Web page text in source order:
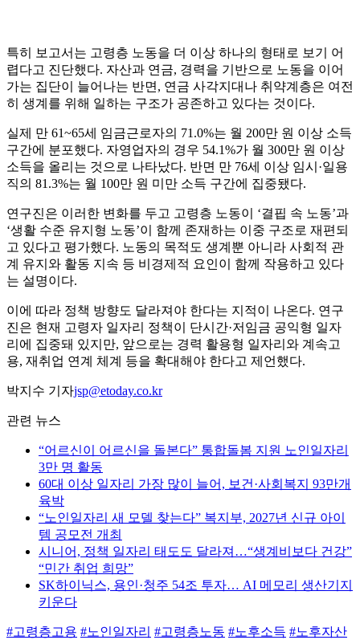
특히 보고서는 고령층 노동을 더 이상 하나의 형태로 보기 어
렵다고 진단했다. 자산과 연금, 경력을 기반으로 노동을 이어
가는 집단이 늘어나는 반면, 연금 사각지대나 취약계층은 여전
히 생계를 위해 일하는 구조가 공존하고 있다는 것이다.
실제 만 61~65세 임금근로자의 71.0%는 월 200만 원 이상 소득
구간에 분포했다. 자영업자의 경우 54.1%가 월 300만 원 이상
소득을 올리는 것으로 나타났다. 반면 만 76세 이상 임시·일용
직의 81.3%는 월 100만 원 미만 소득 구간에 집중됐다.
연구진은 이러한 변화를 두고 고령층 노동이 ‘결핍 속 노동’과
‘생활 수준 유지형 노동’이 함께 존재하는 이중 구조로 재편되
고 있다고 평가했다. 노동의 목적도 생계뿐 아니라 사회적 관
계 유지와 활동 지속 등 비경제적 요인이 함께 작용하고 있다
는 설명이다.
이에 따라 정책 방향도 달라져야 한다는 지적이 나온다. 연구
진은 현재 고령자 일자리 정책이 단시간·저임금 공익형 일자
리에 집중돼 있지만, 앞으로는 경력 활용형 일자리와 계속고
용, 재취업 연계 체계 등을 확대해야 한다고 제언했다.
박지수 기자jsp@etoday.co.kr
관련 뉴스
“어르신이 어르신을 돌본다” 통합돌봄 지원 노인일자리
3만 명 활동
60대 이상 일자리 가장 많이 늘어, 보건·사회복지 93만개
육박
“노인일자리 새 모델 찾는다” 복지부, 2027년 신규 아이
템 공모전 개최
시니어, 정책 일자리 태도도 달라져…“생계비보다 건강”
“민간 취업 희망”
SK하이닉스, 용인·청주 54조 투자… AI 메모리 생산기지
키운다
#고령층고용 #노인일자리 #고령층노동 #노후소득 #노후자산